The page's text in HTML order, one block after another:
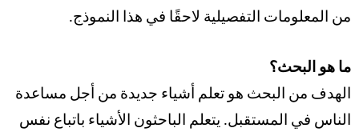
من المعلومات التفصيلية لاحقًا في هذا النموذج.
ما هو البحث؟
الهدف من البحث هو تعلم أشياء جديدة من أجل مساعدة
الناس في المستقبل. يتعلم الباحثون الأشياء باتباع نفس